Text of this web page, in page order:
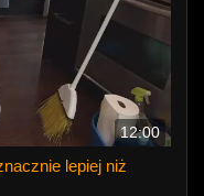
12:00
lepiej niż